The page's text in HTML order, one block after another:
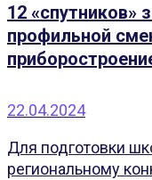
12 «спутников»
профильной
22.04.2024
Для подготовки
региональному